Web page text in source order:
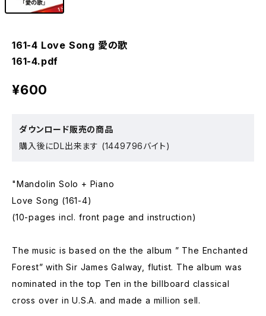
161-4 Love Song 愛の歌
161-4.pdf
¥600
ダウンロード販売の商品
購入後にDL出来ます (1449796バイト)
"Mandolin Solo + Piano
Love Song (161-4)
(10-pages incl. front page and instruction)
The music is based on the the album ” The Enchanted
Forest” with Sir James Galway, flutist. The album was
nominated in the top Ten in the billboard classical
cross over in U.S.A. and made a million sell.